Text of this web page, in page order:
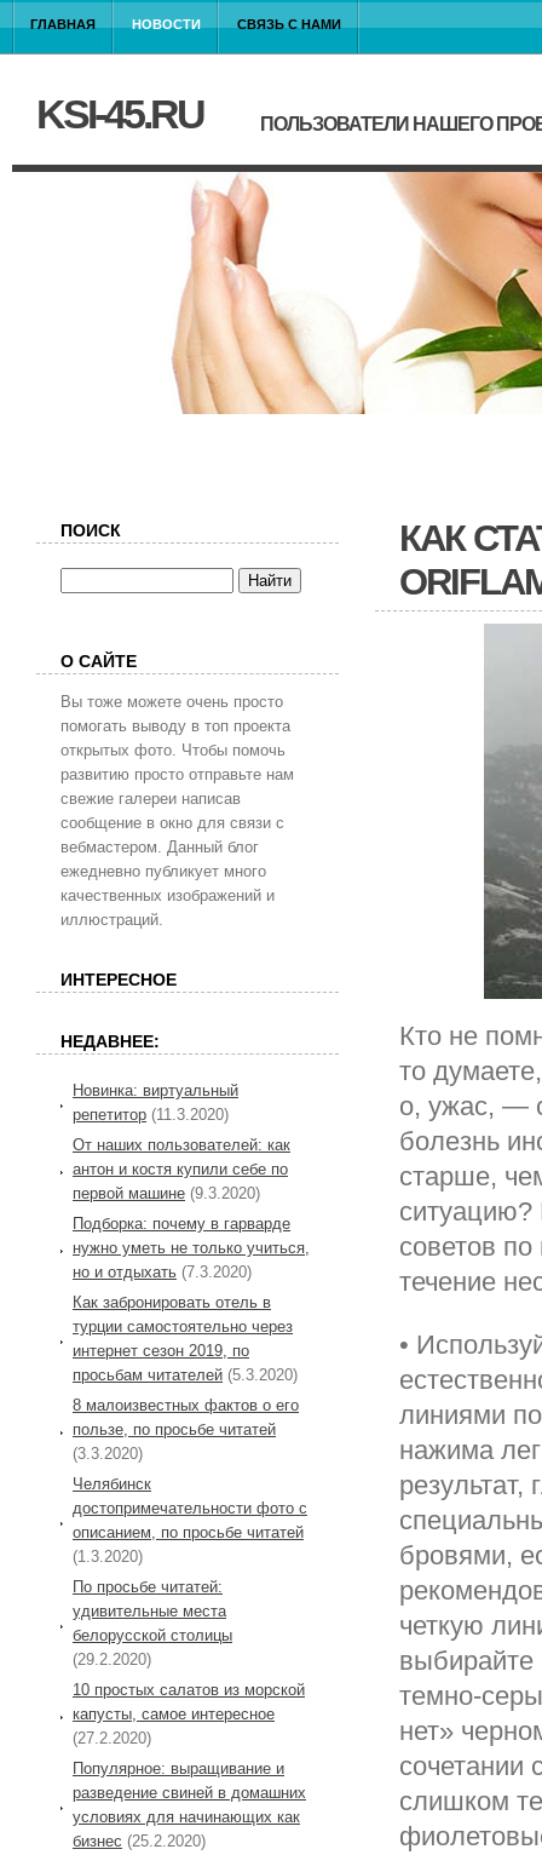
ГЛАВНАЯ НОВОСТИ СВЯЗЬ С НАМИ
KSI-45.RU ПОЛЬЗОВАТЕЛИ НАШЕГО
КАК
Кто не
то
о, ужас, —
болезнь
старше,
ситуацию?
советов
течение
•
линиями
нажима
бровями,
четкую
выбирайте
темно-
нет»
сочетании
слишком
ПОИСК
О САЙТЕ
Вы тоже можете очень просто
помогать выводу в топ проекта
открытых фото. Чтобы помочь
развитию просто отправьте нам
свежие галереи написав
сообщение в окно для связи с
вебмастером. Данный блог
ежедневно публикует много
качественных изображений и
иллюстраций.
ИНТЕРЕСНОЕ
НЕДАВНЕЕ:
Новинка: виртуальный
репетитор (11.3.2020)
От наших пользователей: как
антон и костя купили себе по
первой машине (9.3.2020)
Подборка: почему в гарварде
нужно уметь не только учиться,
но и отдыхать (7.3.2020)
Как забронировать отель в
турции самостоятельно через
интернет сезон 2019, по
просьбам читателей (5.3.2020)
8 малоизвестных фактов о его
пользе, по просьбе читатей
(3.3.2020)
Челябинск
достопримечательности фото с
описанием, по просьбе читатей
(1.3.2020)
По просьбе читатей:
удивительные места
белорусской столицы
(29.2.2020)
10 простых салатов из морской
капусты, самое интересное
(27.2.2020)
Популярное: выращивание и
разведение свиней в домашних
условиях для начинающих как
бизнес (25.2.2020)